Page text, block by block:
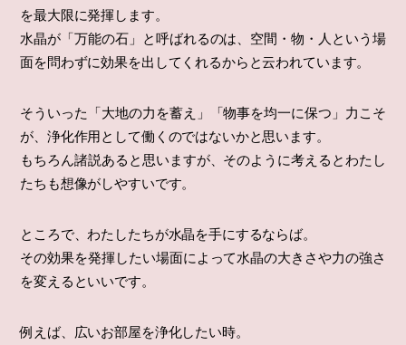
を最大限に発揮します。
水晶が「万能の石」と呼ばれるのは、空間・物・人という場
面を問わずに効果を出してくれるからと云われています。
そういった「大地の力を蓄え」「物事を均一に保つ」力こそ
が、浄化作用として働くのではないかと思います。
もちろん諸説あると思いますが、そのように考えるとわたし
たちも想像がしやすいです。
ところで、わたしたちが水晶を手にするならば。
その効果を発揮したい場面によって水晶の大きさや力の強さ
を変えるといいです。
例えば、広いお部屋を浄化したい時。